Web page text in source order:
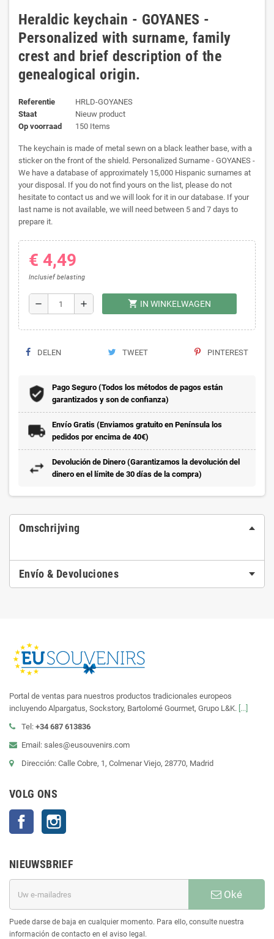
Heraldic keychain - GOYANES -
Personalized with surname, family
crest and brief description of the
genealogical origin.
Referentie
HRLD-GOYANES
Staat
Nieuw product
Op voorraad
150 Items
The keychain is made of metal sewn on a black leather base, with a
sticker on the front of the shield. Personalized Surname - GOYANES -
We have a database of approximately 15,000 Hispanic surnames at
your disposal. If you do not find yours on the list, please do not
hesitate to contact us and we will look for it in our database. If your
last name is not available, we will need between 5 and 7 days to
prepare it.
€ 4,49
Inclusief belasting
remove add shopping_cart IN WINKELWAGEN
DELEN TWEET PINTEREST
Pago Seguro (Todos los métodos de pagos están
garantizados y son de confianza)
Envío Gratis (Enviamos gratuito en Península los
pedidos por encima de 40€)
Devolución de Dinero (Garantizamos la devolución del
dinero en el límite de 30 días de la compra)
Omschrijving
Envío & Devoluciones
Portal de ventas para nuestros productos tradicionales europeos
incluyendo Alpargatus, Sockstory, Bartolomé Gourmet, Grupo L&K. [...]
Tel: +34 687 613836
Email: sales@eusouvenirs.com
Dirección: Calle Cobre, 1, Colmenar Viejo, 28770, Madrid
VOLG ONS
Facebook
NIEUWSBRIEF
Oké
Puede darse de baja en cualquier momento. Para ello, consulte nuestra
información de contacto en el aviso legal.